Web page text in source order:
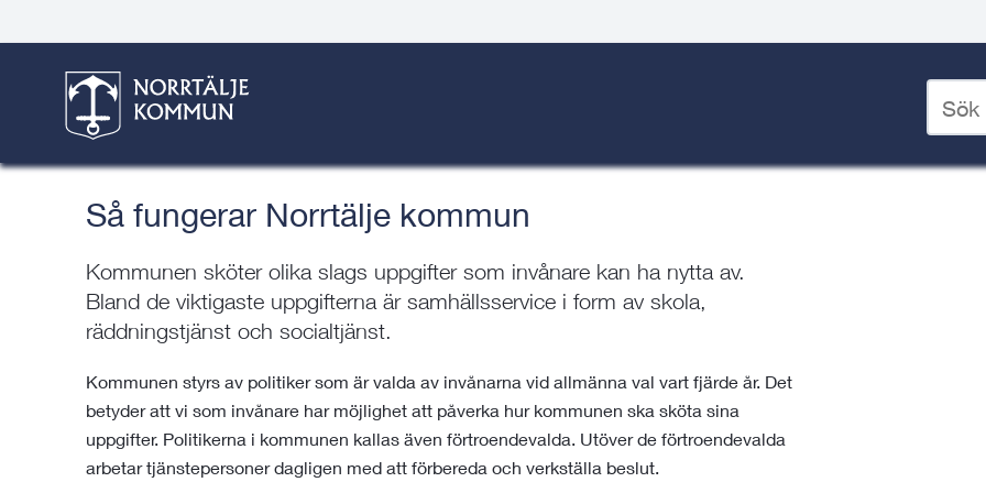
sökord
desktop
Organisation och styrning
Här är du: Start / Kommun & politik
Så fungerar Norrtälje kommun
Kommunen sköter olika slags uppgifter som invånare kan ha nytta av.
Bland de viktigaste uppgifterna är samhällsservice i form av skola,
räddningstjänst och socialtjänst.
Kommunen styrs av politiker som är valda av invånarna vid allmänna val vart fjärde år. Det
betyder att vi som invånare har möjlighet att påverka hur kommunen ska sköta sina
uppgifter. Politikerna i kommunen kallas även förtroendevalda. Utöver de förtroendevalda
arbetar tjänstepersoner dagligen med att förbereda och verkställa beslut.